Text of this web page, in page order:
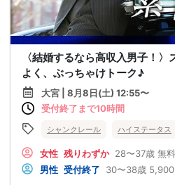
〈結婚するなら高収入男子！〉
よく、ぶっちゃけトーク♪
大宮 | 8月8日(土) 12:55〜
受付終了まで10時間
シャンクレール ハイステータス
女性 残りわずか 28〜37歳 無料
男性 受付終了 30〜38歳